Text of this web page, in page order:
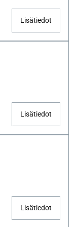
Lisätiedot
Lisätiedot
Lisätiedot